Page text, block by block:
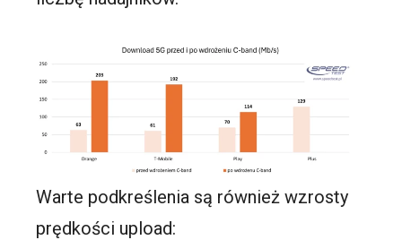
Warte podkreślenia są również wzrosty
prędkości upload: